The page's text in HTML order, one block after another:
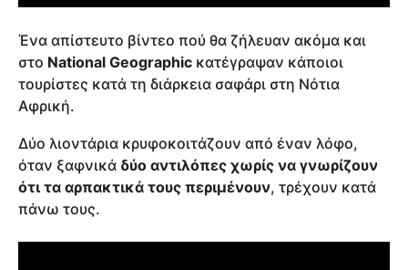
Ένα απίστευτο βίντεο πού θα ζήλευαν ακόμα και
στο National Geographic κατέγραψαν κάποιοι
τουρίστες κατά τη διάρκεια σαφάρι στη Νότια
Αφρική.
Δύο λιοντάρια κρυφοκοιτάζουν από έναν λόφο,
όταν ξαφνικά δύο αντιλόπες χωρίς να γνωρίζουν
ότι τα αρπακτικά τους περιμένουν, τρέχουν κατά
πάνω τους.